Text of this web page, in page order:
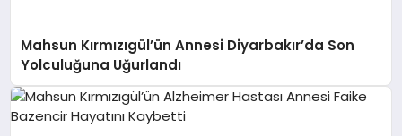
Mahsun Kırmızıgül’ün Annesi Diyarbakır’da Son
Yolculuğuna Uğurlandı